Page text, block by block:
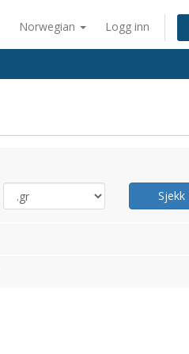
Norwegian Logg inn
Sjekk